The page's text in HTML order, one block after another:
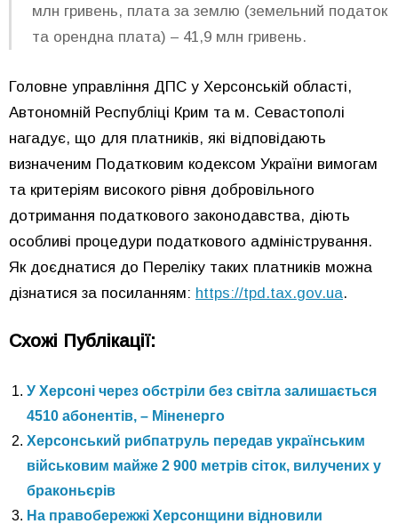
млн гривень, плата за землю (земельний податок
та орендна плата) – 41,9 млн гривень.
Головне управління ДПС у Херсонській області,
Автономній Республіці Крим та м. Севастополі
нагадує, що для платників, які відповідають
визначеним Податковим кодексом України вимогам
та критеріям високого рівня добровільного
дотримання податкового законодавства, діють
особливі процедури податкового адміністрування.
Як доєднатися до Переліку таких платників можна
дізнатися за посиланням: https://tpd.tax.gov.ua.
Схожі Публікації:
У Херсоні через обстріли без світла залишається
4510 абонентів, – Міненерго
Херсонський рибпатруль передав українським
військовим майже 2 900 метрів сіток, вилучених у
браконьєрів
На правобережжі Херсонщини відновили